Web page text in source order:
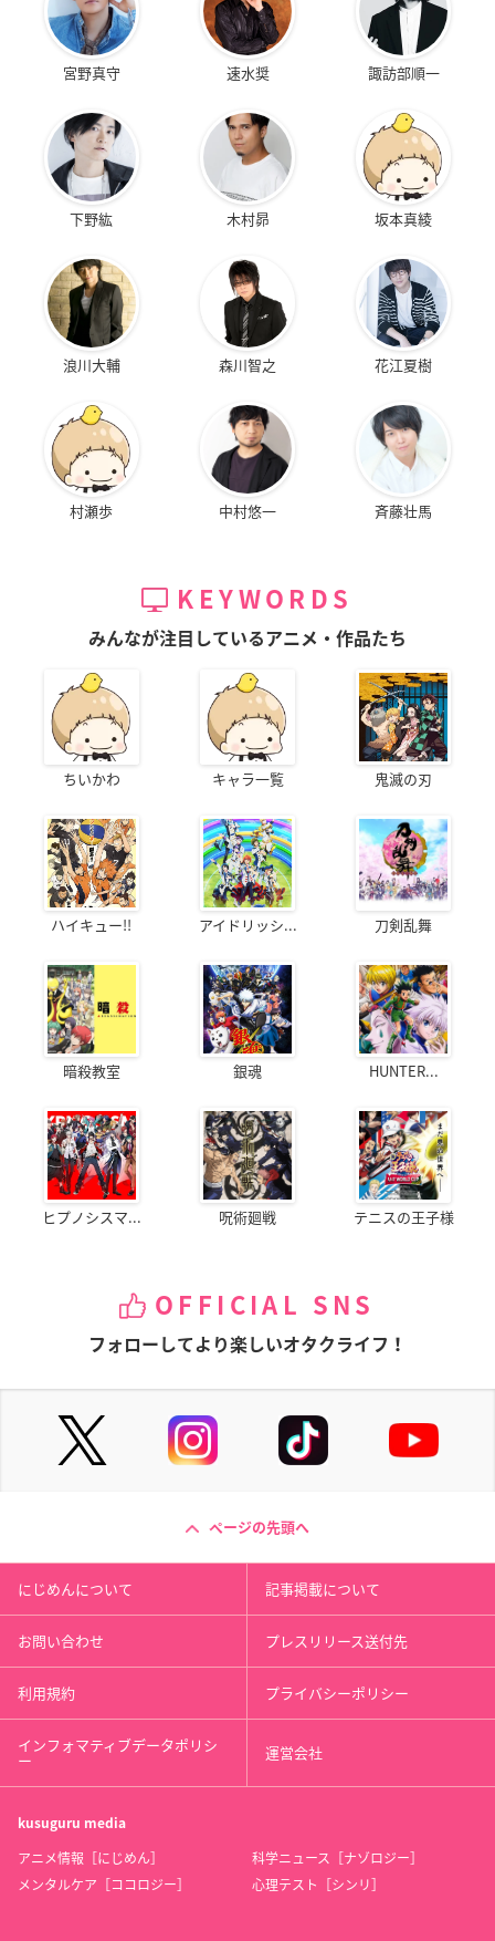
宮野真守 速水奨 諏訪部順一
下野紘 木村昴 坂本真綾
浪川大輔 森川智之 花江夏樹
村瀬歩 中村悠一 斉藤壮馬
KEYWORDS
みんなが注目しているアニメ・作品たち
ちいかわ キャラ一覧 鬼滅の刃
ハイキュー!! アイドリッシ... 刀剣乱舞
暗殺教室 銀魂 HUNTER...
ヒプノシスマ... 呪術廻戦 テニスの王子様
OFFICIAL SNS
フォローしてより楽しいオタクライフ！
ページの先頭へ
にじめんについて 記事掲載について
お問い合わせ プレスリリース送付先
利用規約 プライバシーポリシー
インフォマティブデータポリシ
ー 運営会社
kusuguru media
アニメ情報［にじめん］
科学ニュース［ナゾロジー］
メンタルケア［ココロジー］
心理テスト［シンリ］